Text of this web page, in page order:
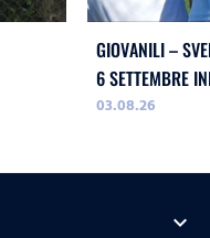
GIOVANILI –
03.08.26
expand_more